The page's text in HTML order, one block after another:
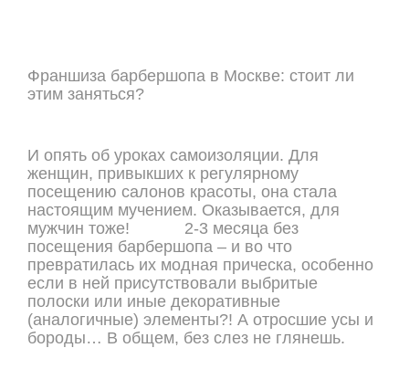
Франшиза барбершопа в Москве: стоит ли
этим заняться?
И опять об уроках самоизоляции. Для
женщин, привыкших к регулярному
посещению салонов красоты, она стала
настоящим мучением. Оказывается, для
мужчин тоже! 2-3 месяца без
посещения барбершопа – и во что
превратилась их модная прическа, особенно
если в ней присутствовали выбритые
полоски или иные декоративные
(аналогичные) элементы?! А отросшие усы и
бороды… В общем, без слез не глянешь.